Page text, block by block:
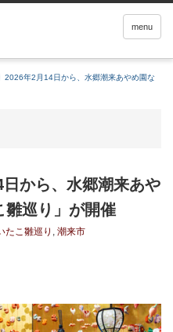
menu
2026年2月14日から、水郷潮来あやめ園な
日から、水郷潮来あや
雛巡り」が開催
たこ雛巡り , 潮来市